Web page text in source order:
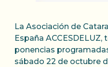
La Asociación de
España
ponencias
sábado 22 de octubre